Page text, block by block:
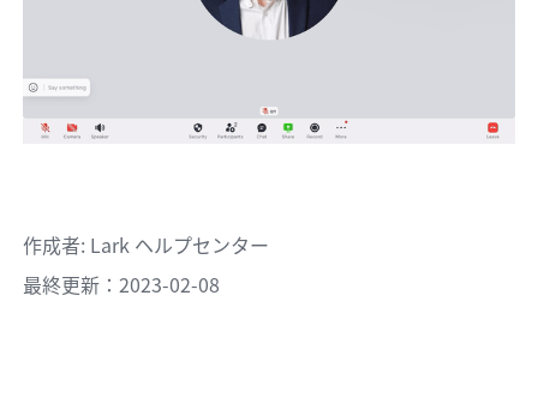
作成者: Lark ヘルプセンター
最終更新：2023-02-08